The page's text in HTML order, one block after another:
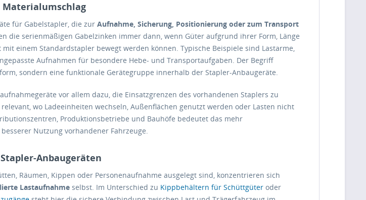
für Gabelstapler, die zur Aufnahme, Sicherung, Positionierung oder zum Transport
die serienmäßigen Gabelzinken immer dann, wenn Güter aufgrund ihrer Form, Länge
einem Standardstapler bewegt werden können. Typische Beispiele sind Lastarme,
Aufnahmen für besondere Hebe- und Transportaufgaben. Der Begriff
sondern eine funktionale Gerätegruppe innerhalb der Stapler-Anbaugeräte.
vor allem dazu, die Einsatzgrenzen des vorhandenen Staplers zu
wo Ladeeinheiten wechseln, Außenflächen genutzt werden oder Lasten nicht
Produktionsbetriebe und Bauhöfe bedeutet das mehr
Nutzung vorhandener Fahrzeuge.
Anbaugeräten
Räumen, Kippen oder Personenaufnahme ausgelegt sind, konzentrieren sich
Lastaufnahme selbst. Im Unterschied zu Kippbehältern für Schüttgüter oder